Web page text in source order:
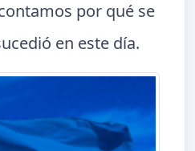
por qué se
en este día.